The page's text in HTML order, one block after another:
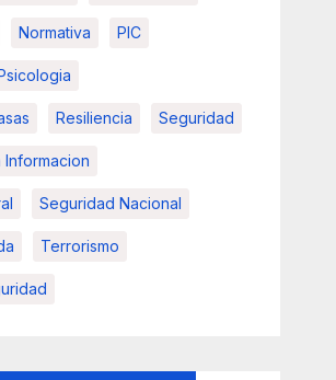
Normativa PIC
Resiliencia Seguridad
Informacion
Seguridad Nacional
Terrorismo